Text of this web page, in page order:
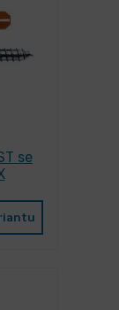
se